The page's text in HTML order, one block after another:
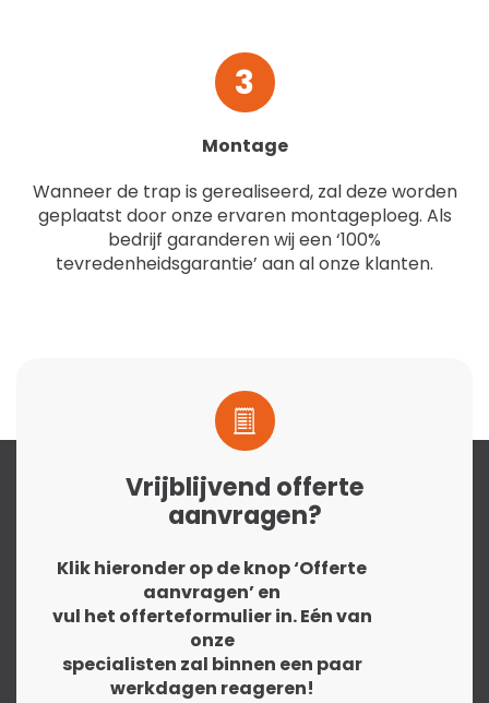
3
Montage
Wanneer de trap is gerealiseerd, zal deze worden
geplaatst door onze ervaren montageploeg. Als
bedrijf garanderen wij een ‘100%
tevredenheidsgarantie’ aan al onze klanten.
Vrijblijvend offerte
aanvragen?
Klik hieronder op de knop ‘Offerte
aanvragen’ en
vul het offerteformulier in. Eén van
onze
specialisten zal binnen een paar
werkdagen reageren!